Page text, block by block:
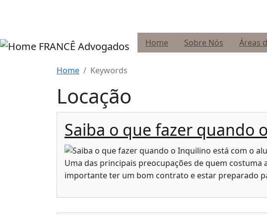
FRANCÊ Advogados Home Sobre Nós Áreas
Home Keywords
Locação
Saiba o que fazer quando
Uma das principais preocupações de quem
importante ter um bom contrato e estar preparado